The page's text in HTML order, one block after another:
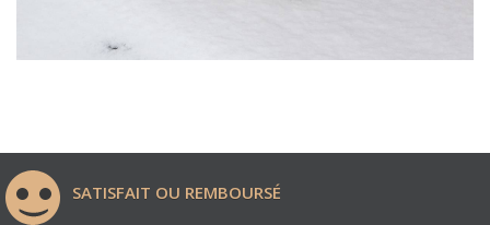
SATISFAIT OU REMBOURSÉ